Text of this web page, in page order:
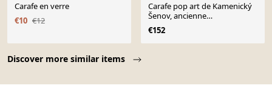
Discover more similar items
Carafe en verre
€10 €12
Carafe pop art de Kamenický
Šenov, ancienne
Tchécoslovaquie, années
1960.
€152